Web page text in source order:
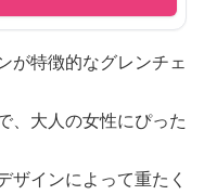
が特徴的なグレンチェ
、大人の女性にぴった
ザインによって重たく